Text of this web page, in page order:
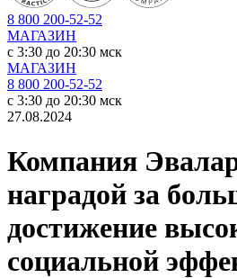
8 800 200-52-52
МАГАЗИН
c 3:30 до 20:30 мск
МАГАЗИН
8 800 200-52-52
c 3:30 до 20:30 мск
27.08.2024
Компания
наградой за
достижение
социальной